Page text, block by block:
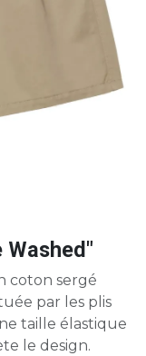
coton sergé
par les plis
taille élastique
le design.